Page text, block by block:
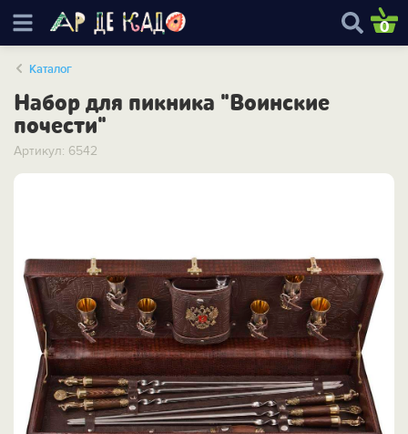
0
Каталог
Набор для пикника "Воинские
почести"
Артикул: 6542